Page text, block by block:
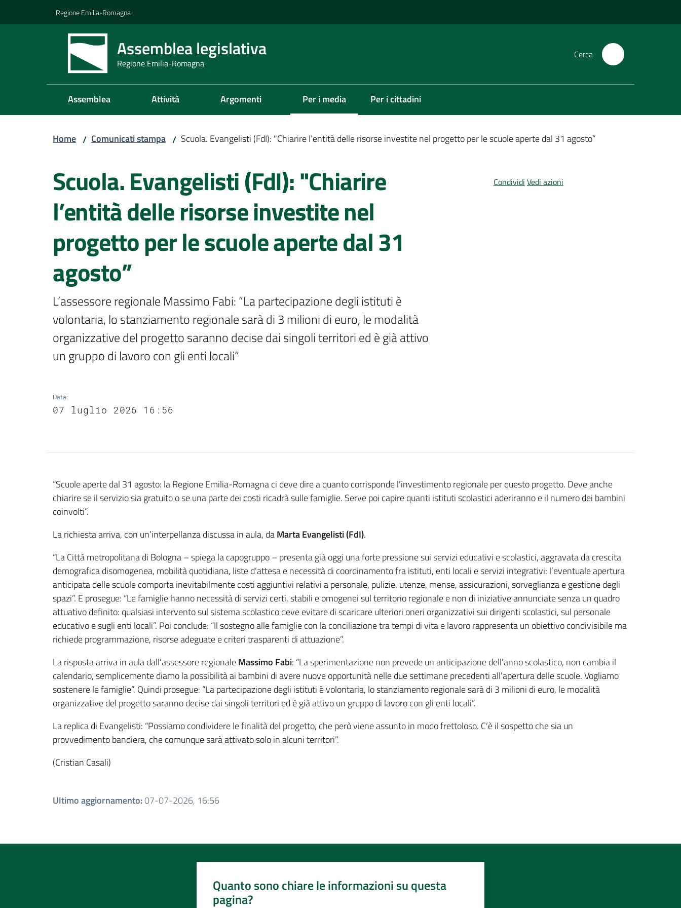
Regione Emilia-Romagna
Assemblea legislativa
Regione Emilia-Romagna
Cerca
Assemblea Attività Argomenti Per i media
Menu selezionato Per i cittadini
Home / Comunicati stampa / Scuola. Evangelisti (FdI): "Chiarire l’entità delle risorse investite nel progetto per le scuole aperte dal 31 agosto”
Scuola. Evangelisti (FdI): "Chiarire
l’entità delle risorse investite nel
progetto per le scuole aperte dal 31
agosto”
L’assessore regionale Massimo Fabi: “La partecipazione degli istituti è
volontaria, lo stanziamento regionale sarà di 3 milioni di euro, le modalità
organizzative del progetto saranno decise dai singoli territori ed è già attivo
un gruppo di lavoro con gli enti locali”
Data:
07 luglio 2026 16:56
Condividi Vedi azioni
Contenuto
“Scuole aperte dal 31 agosto: la Regione Emilia-Romagna ci deve dire a quanto corrisponde l’investimento regionale per questo progetto. Deve anche
chiarire se il servizio sia gratuito o se una parte dei costi ricadrà sulle famiglie. Serve poi capire quanti istituti scolastici aderiranno e il numero dei bambini
coinvolti”.
La richiesta arriva, con un’interpellanza discussa in aula, daMarta Evangelisti (FdI).
“La Città metropolitana di Bologna – spiega la capogruppo – presenta già oggi una forte pressione sui servizi educativi e scolastici, aggravata da crescita
demografica disomogenea, mobilità quotidiana, liste d’attesa e necessità di coordinamento fra istituti, enti locali e servizi integrativi: l’eventuale apertura
anticipata delle scuole comporta inevitabilmente costi aggiuntivi relativi a personale, pulizie, utenze, mense, assicurazioni, sorveglianza e gestione degli
spazi”. E prosegue: “Le famiglie hanno necessità di servizi certi, stabili e omogenei sul territorio regionale e non di iniziative annunciate senza un quadro
attuativo definito: qualsiasi intervento sul sistema scolastico deve evitare di scaricare ulteriori oneri organizzativi sui dirigenti scolastici, sul personale
educativo e sugli enti locali”. Poi conclude: “Il sostegno alle famiglie con la conciliazione tra tempi di vita e lavoro rappresenta un obiettivo condivisibile ma
richiede programmazione, risorse adeguate e criteri trasparenti di attuazione”.
La risposta arriva in aula dall’assessore regionaleMassimo Fabi: “La sperimentazione non prevede un anticipazione dell’anno scolastico, non cambia il
calendario, semplicemente diamo la possibilità ai bambini di avere nuove opportunità nelle due settimane precedenti all’apertura delle scuole. Vogliamo
sostenere le famiglie”. Quindi prosegue: “La partecipazione degli istituti è volontaria, lo stanziamento regionale sarà di 3 milioni di euro, le modalità
organizzative del progetto saranno decise dai singoli territori ed è già attivo un gruppo di lavoro con gli enti locali”.
La replica di Evangelisti: “Possiamo condividere le finalità del progetto, che però viene assunto in modo frettoloso. C’è il sospetto che sia un
provvedimento bandiera, che comunque sarà attivato solo in alcuni territori”.
(Cristian Casali)
Ultimo aggiornamento:07-07-2026, 16:56
Quanto sono chiare le informazioni su questa
pagina?